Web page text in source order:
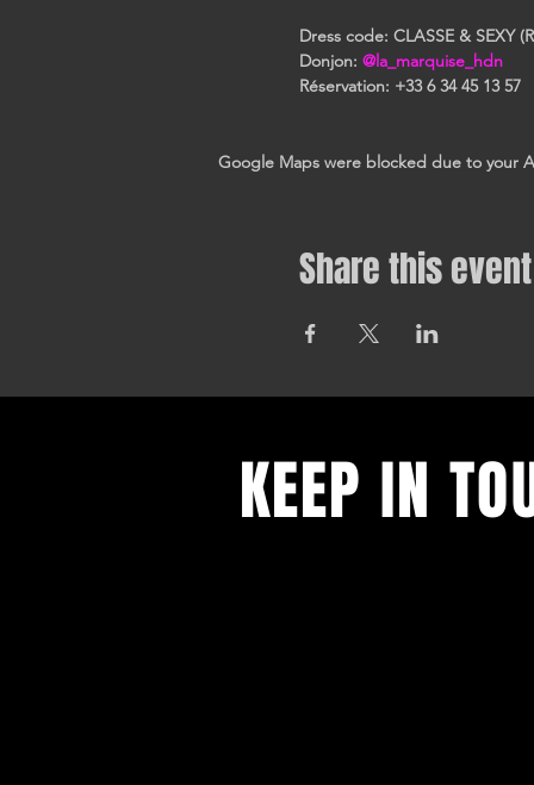
Dress code: CLASSE & SEXY
Donjon: @la_marquise_hdn
Réservation: +33 6 34 45 13 57
Google Maps were blocked due to your
Share this event
KEEP IN